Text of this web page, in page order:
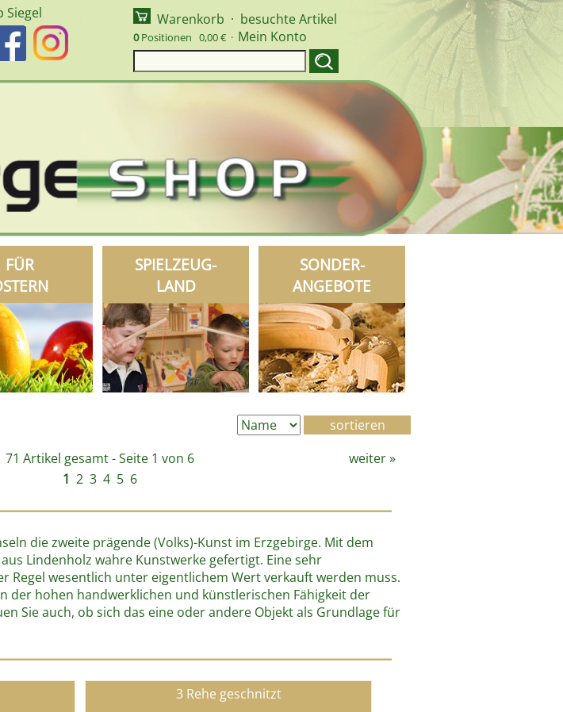
Warenkorb · besuchte Artikel
0Positionen 0,00 € · Mein Konto
FÜR
SPIELZEUG-
LAND
SONDER-
ANGEBOTE
71 Artikel gesamt - Seite 1 von 6 weiter»
1 2 3 4 5 6
die zweite prägende (Volks)-Kunst im Erzgebirge. Mit dem
Lindenholz wahre Kunstwerke gefertigt. Eine sehr
Regel wesentlich unter eigentlichem Wert verkauft werden muss.
der hohen handwerklichen und künstlerischen Fähigkeit der
Sie auch, ob sich das eine oder andere Objekt als Grundlage für
3 Rehe geschnitzt